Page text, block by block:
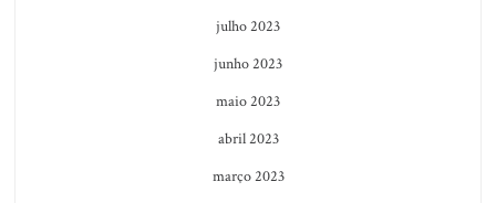
julho 2023
junho 2023
maio 2023
abril 2023
março 2023